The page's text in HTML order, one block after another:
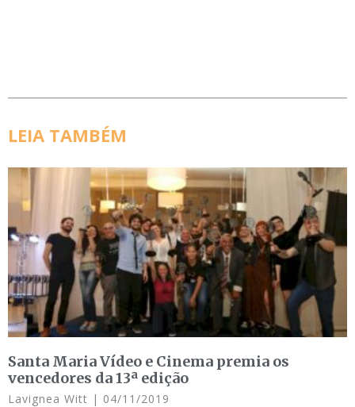
LEIA TAMBÉM
Santa Maria Vídeo e Cinema premia os
vencedores da 13ª edição
Lavignea Witt 04/11/2019